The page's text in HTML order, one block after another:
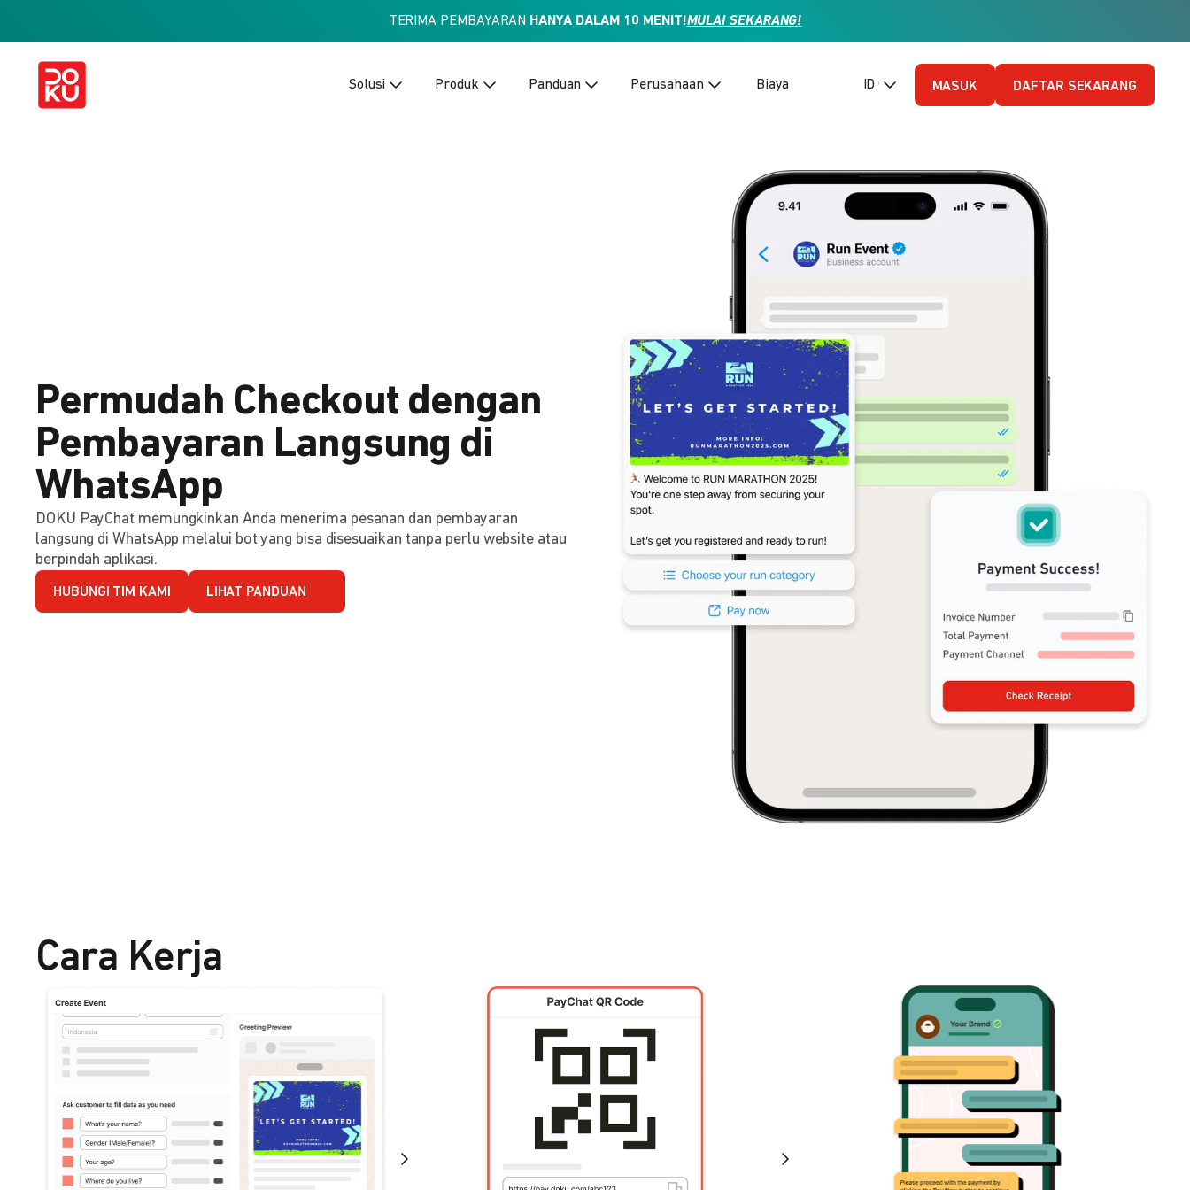
TERIMA PEMBAYARAN HANYA DALAM 10 MENIT!MULAI SEKARANG!
Solusi Produk Panduan Perusahaan Biaya ID (Bahasa Indonesia)
MASUK DAFTAR SEKARANG
Permudah Checkout dengan
Pembayaran Langsung di
WhatsApp
DOKU PayChat memungkinkan Anda menerima pesanan dan pembayaran
langsung di WhatsApp melalui bot yang bisa disesuaikan tanpa perlu website atau
berpindah aplikasi.
HUBUNGI TIM KAMI LIHAT PANDUAN
Cara Kerja